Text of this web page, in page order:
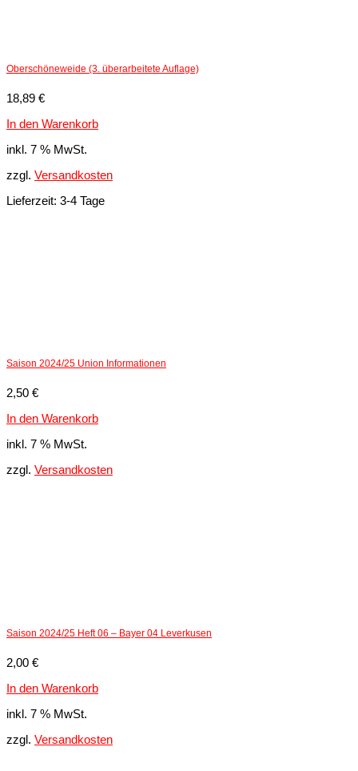
Oberschöneweide (3. überarbeitete Auflage)
18,89 €
In den Warenkorb
inkl. 7 % MwSt.
zzgl. Versandkosten
Lieferzeit: 3-4 Tage
Saison 2024/25 Union Informationen
2,50 €
In den Warenkorb
inkl. 7 % MwSt.
zzgl. Versandkosten
Saison 2024/25 Heft 06 – Bayer 04 Leverkusen
2,00 €
In den Warenkorb
inkl. 7 % MwSt.
zzgl. Versandkosten